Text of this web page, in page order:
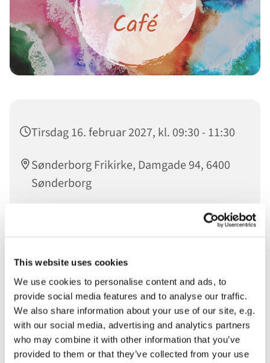
This website uses cookies
We use cookies to personalise content and ads, to
provide social media features and to analyse our traffic.
We also share information about your use of our site, e.g.
with our social media, advertising and analytics partners
who may combine it with other information that you’ve
provided to them or that they’ve collected from your use
Tirsdag 16. februar 2027, kl. 09:30 - 11:30
Sønderborg Frikirke, Damgade 94, 6400
Sønderborg
Så er der café i Sønderborg Frikirke igen. Hver tirsdag er
der fra kl. 9.30 - 11.30 kreativ café.
Det er Anette Luttermann, der byder jer velkommen - og
udover, at der vil være kaffe og plads til fællesskab og
hyggelige samtaler, så vil alt hvad der fremstilles gå til